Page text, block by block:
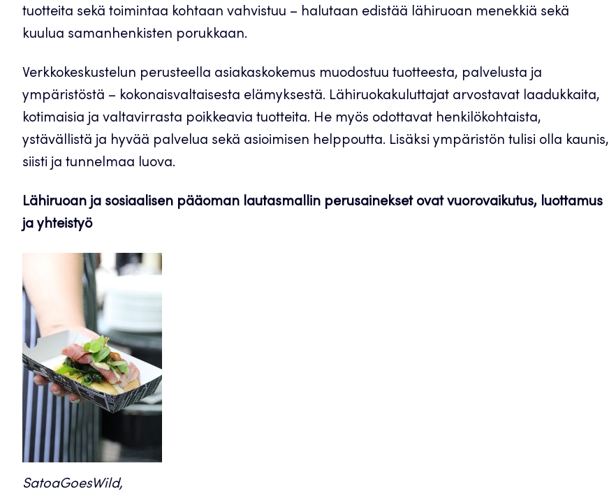
tuotteita sekä toimintaa kohtaan vahvistuu – halutaan edistää lähiruoan menekkiä sekä
kuulua samanhenkisten porukkaan.
Verkkokeskustelun perusteella asiakaskokemus muodostuu tuotteesta, palvelusta ja
ympäristöstä – kokonaisvaltaisesta elämyksestä. Lähiruokakuluttajat arvostavat laadukkaita,
kotimaisia ja valtavirrasta poikkeavia tuotteita. He myös odottavat henkilökohtaista,
ystävällistä ja hyvää palvelua sekä asioimisen helppoutta. Lisäksi ympäristön tulisi olla kaunis,
siisti ja tunnelmaa luova.
Lähiruoan ja sosiaalisen pääoman lautasmallin perusainekset ovat vuorovaikutus, luottamus
ja yhteistyö
SatoaGoesWild,